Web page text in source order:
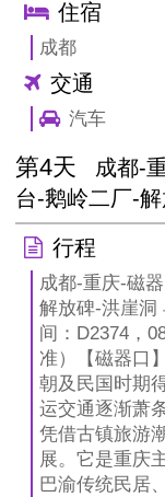
住宿
成都
交通
汽车
第4天
成都-
台-鹅岭二厂-
行程
成都-重庆-磁
解放碑-洪崖洞
间：D2374，
准）【磁器口
朝及民国时期
运交通逐渐萧
凭借古镇旅游
展。它是重庆
巴渝传统民居